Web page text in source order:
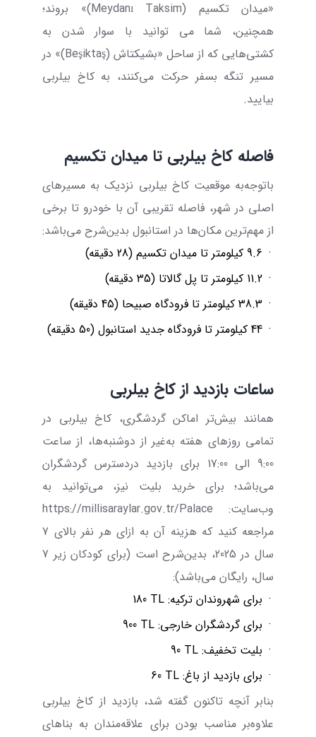
«میدان تکسیم (Taksim
Meydanı)» بروند؛
همچنین، شما می توانید با سوار شدن به
کشتی‌هایی که از ساحل «بشیکتاش (Beşiktaş)» در
مسیر تنگه بسفر حرکت می‌کنند، به کاخ بیلربی
بیایید.
فاصله کاخ بیلربی تا میدان تکسیم
باتوجه‌به موقعیت کاخ بیلربی نزدیک به مسیرهای
اصلی در شهر، فاصله تقریبی آن با خودرو تا برخی
از مهم‌ترین مکان‌ها در استانبول بدین‌شرح می‌باشد:
· 9.6 کیلومتر تا میدان تکسیم (28 دقیقه)
· 11.2 کیلومتر تا پل گالاتا (35 دقیقه)
· 38.3 کیلومتر تا فرودگاه صبیحا (45 دقیقه)
· 44 کیلومتر تا فرودگاه جدید استانبول (50 دقیقه)
ساعات بازدید از کاخ بیلربی
همانند بیش‌تر اماکن گردشگری، کاخ بیلربی در
تمامی روزهای هفته به‌غیر از دوشنبه‌ها، از ساعت
9:00 الی 17:00 برای بازدید دردسترس گردشگران
می‌باشد؛ برای خرید بلیت نیز، می‌توانید به
وب‌سایت: https://millisaraylar.gov.tr/Palace
مراجعه کنید که هزینه آن به ازای هر نفر بالای 7
سال در 2025، بدین‌شرح است (برای کودکان زیر 7
سال، رایگان می‌باشد):
· برای شهروندان ترکیه: 180 TL
· برای گردشگران خارجی: 900 TL
· بلیت تخفیف: 90 TL
· برای بازدید از باغ: 60 TL
بنابر آنچه تاکنون گفته شد، بازدید از کاخ بیلربی
علاوه‌بر مناسب بودن برای علاقه‌مندان به بناهای